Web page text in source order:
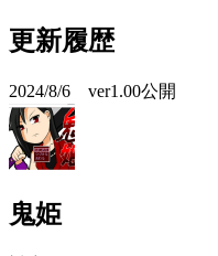
更新履歴
2024/8/6 ver1.00公開
鬼姫